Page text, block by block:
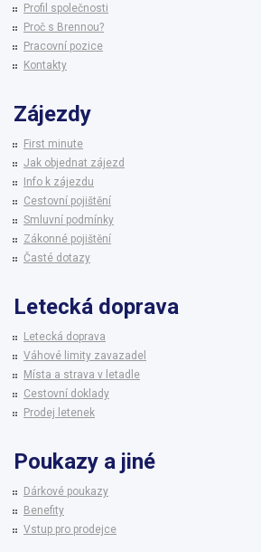
Profil společnosti
Proč s Brennou?
Pracovní pozice
Kontakty
Zájezdy
First minute
Jak objednat zájezd
Info k zájezdu
Cestovní pojištění
Smluvní podmínky
Zákonné pojištění
Časté dotazy
Letecká doprava
Letecká doprava
Váhové limity zavazadel
Místa a strava v letadle
Cestovní doklady
Prodej letenek
Poukazy a jiné
Dárkové poukazy
Benefity
Vstup pro prodejce